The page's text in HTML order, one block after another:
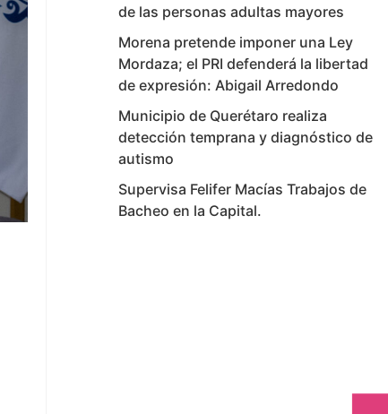
de las personas adultas mayores
Morena pretende imponer una Ley
Mordaza; el PRI defenderá la libertad
de expresión: Abigail Arredondo
Municipio de Querétaro realiza
detección temprana y diagnóstico de
autismo
Supervisa Felifer Macías Trabajos de
Bacheo en la Capital.